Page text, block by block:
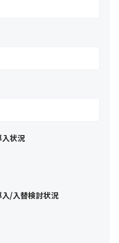
入状況
入/入替検討状況